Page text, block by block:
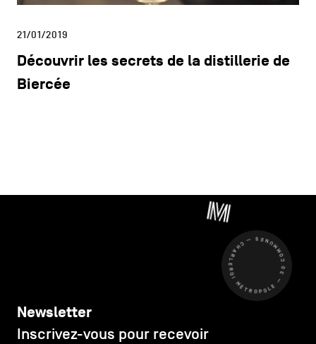
21/01/2019
Découvrir les secrets de la distillerie de
Biercée
CHARLEROI MÉTROPOLE — 30 COMMUNES —
Newsletter
Inscrivez-vous pour recevoir